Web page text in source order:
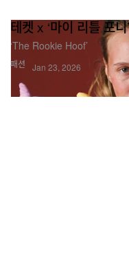
패션
테켓 x ‘마이 리틀 포
‘The Rookie Hoof’
Jan 23, 2026